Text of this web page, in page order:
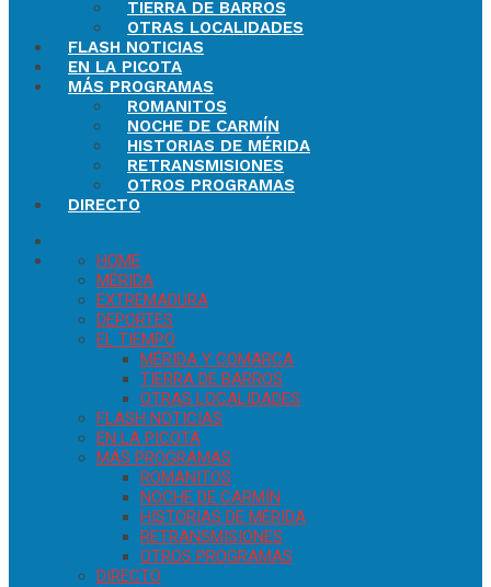
TIERRA DE BARROS
OTRAS LOCALIDADES
FLASH NOTICIAS
EN LA PICOTA
MÁS PROGRAMAS
ROMANITOS
NOCHE DE CARMÍN
HISTORIAS DE MÉRIDA
RETRANSMISIONES
OTROS PROGRAMAS
DIRECTO
HOME
MÉRIDA
EXTREMADURA
DEPORTES
EL TIEMPO
MÉRIDA Y COMARCA
TIERRA DE BARROS
OTRAS LOCALIDADES
FLASH NOTICIAS
EN LA PICOTA
MÁS PROGRAMAS
ROMANITOS
NOCHE DE CARMÍN
HISTORIAS DE MÉRIDA
RETRANSMISIONES
OTROS PROGRAMAS
DIRECTO